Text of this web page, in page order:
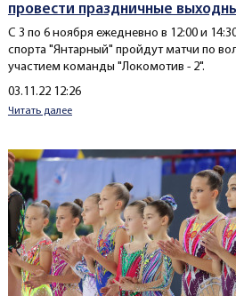
провести праздничные
С 3 по 6 ноября ежедневно в 12:00 и
спорта "Янтарный" пройдут матчи по
участием команды "Локомотив - 2".
Создано
03.11.22 12:26
Читать далее